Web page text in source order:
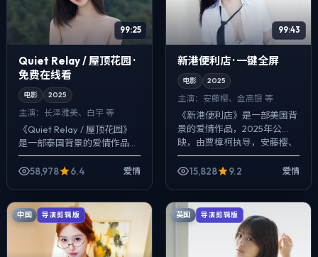
99:25
Quiet Relay / 屋顶花园 ·
免费在线看
电影 2025
主演： 长泽雅美、白宇 等
《Quiet Relay / 屋顶花园》
是一部泰国背景的爱情作品，
2025年公映，由毕赣执导，
长泽雅美、白宇、雷佳音等主
58,978 6.4 爱情
99:43
新港便利店 · 一键全屏
电影 2025
主演： 安藤樱、金高银 等
《新港便利店》是一部美国背
景的爱情作品，2025年公
映，由贾樟柯执导，安藤樱、
金高银、凯特·布兰切特等主
演。强调群像而非单一英雄，
15,828 9.2 爱情
中国 导演剪辑版 英国 导演剪辑版